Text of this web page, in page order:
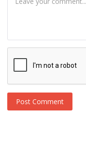
Post Comment